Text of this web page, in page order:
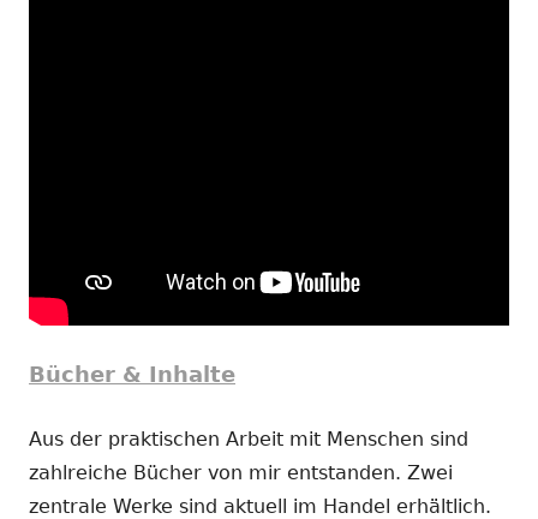
Bücher & Inhalte
Aus der praktischen Arbeit mit Menschen sind
zahlreiche Bücher von mir entstanden. Zwei
zentrale Werke sind aktuell im Handel erhältlich.